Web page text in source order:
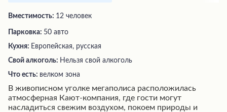
Вместимость: 12 человек
Парковка: 50 авто
Кухня: Европейская, русская
Свой алкоголь: Нельзя свой алкоголь
Что есть: велком зона
В живописном уголке мегаполиса расположилась
атмосферная Кают-компания, где гости могут
насладиться свежим воздухом, покоем природы и